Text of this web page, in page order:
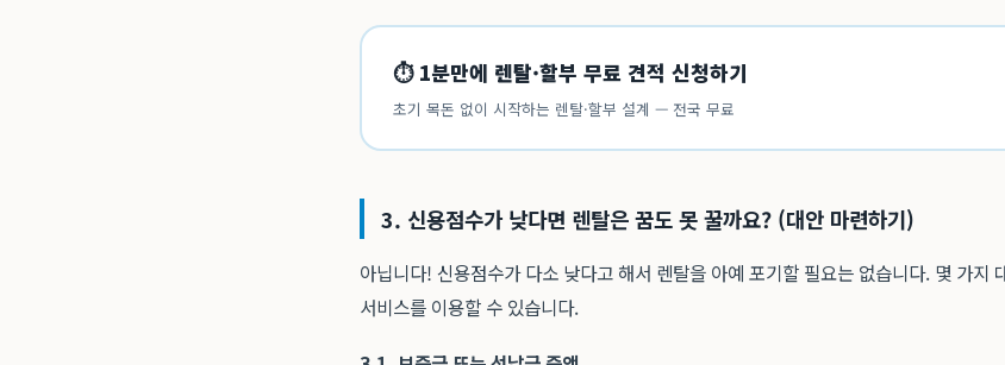
⏱ 1분만에 렌탈·할부 무료 견적 신청하기
초기 목돈 없이 시작하는 렌탈·할부 설계 — 전국 무료
3. 신용점수가 낮다면 렌탈은 꿈도 못 꿀까요? (대안 마련하기)
아닙니다! 신용점수가 다소 낮다고 해서 렌탈을 아예 포기할 필요는 없습니다. 몇 가지
서비스를 이용할 수 있습니다.